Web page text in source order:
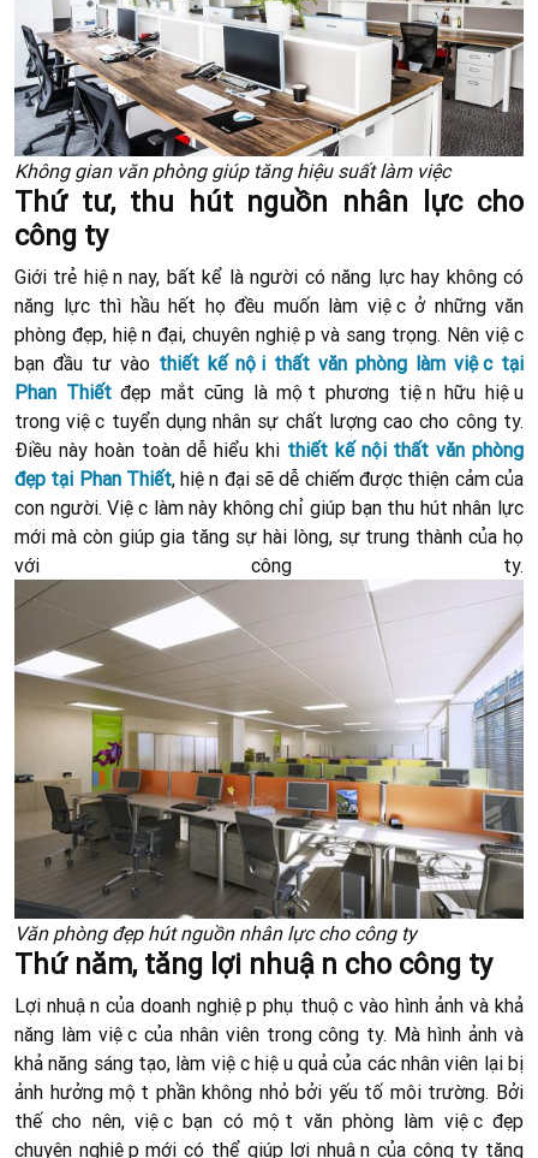
Không gian văn phòng giúp tăng hiệu suất làm việc
Thứ tư, thu hút nguồn nhân lực cho
công ty
Giới trẻ hiện nay, bất kể là người có năng lực hay không có
năng lực thì hầu hết họ đều muốn làm việc ở những văn
phòng đẹp, hiện đại, chuyên nghiệp và sang trọng. Nên việc
bạn đầu tư vào thiết kế nội thất văn phòng làm việc tại
Phan Thiếtđẹp mắt cũng là một phương tiện hữu hiệu
trong việc tuyển dụng nhân sự chất lượng cao cho công ty.
Điều này hoàn toàn dễ hiểu khi thiết kế nội thất văn phòng
đẹp tại Phan Thiết, hiện đại sẽ dễ chiếm được thiện cảm của
con người. Việc làm này không chỉ giúp bạn thu hút nhân lực
mới mà còn giúp gia tăng sự hài lòng, sự trung thành của họ
với công ty.
Văn phòng đẹp hút nguồn nhân lực cho công ty
Thứ năm, tăng lợi nhuận cho công ty
Lợi nhuận của doanh nghiệp phụ thuộc vào hình ảnh và khả
năng làm việc của nhân viên trong công ty. Mà hình ảnh và
khả năng sáng tạo, làm việc hiệu quả của các nhân viên lại bị
ảnh hưởng một phần không nhỏ bởi yếu tố môi trường. Bởi
thế cho nên, việc bạn có một văn phòng làm việc đẹp
chuyên nghiệp mới có thể giúp lợi nhuận của công ty tăng